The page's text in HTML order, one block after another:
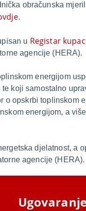
obračunska
.
u Registar
agencije (HERA).
energijom
koji samostalno
o opskrbi toplinskom
energijom, a
djelatnost, a
agencije (HERA).